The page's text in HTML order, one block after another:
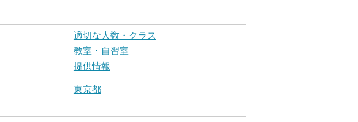
適切な人数・クラス
教室・自習室
提供情報
東京都